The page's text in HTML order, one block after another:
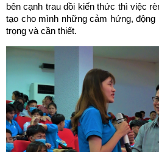
bên cạnh trau dồi kiến thức thì việc
tạo cho mình những cảm hứng,
trọng và cần thiết.